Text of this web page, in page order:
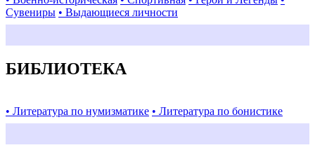
Сувениры • Выдающиеся личности
БИБЛИОТЕКА
• Литература по нумизматике • Литература по бонистике